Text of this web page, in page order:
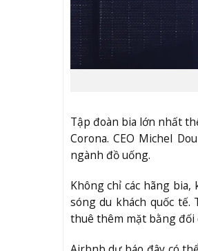
Tập đoàn bia lớn nhất
Corona. CEO Michel
ngành đồ uống.
Không chỉ các hãng
sóng du khách quốc tế.
thuê thêm mặt bằng đối